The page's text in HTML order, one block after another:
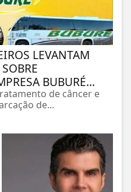
LEVANTAM
BUBURÉ...
de câncer e
de...